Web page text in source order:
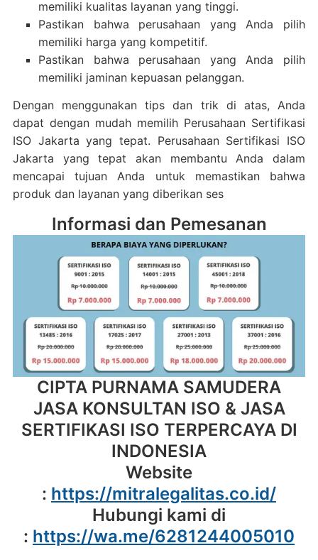
memiliki kualitas layanan yang tinggi.
Pastikan bahwa perusahaan yang Anda pilih
memiliki harga yang kompetitif.
Pastikan bahwa perusahaan yang Anda pilih
memiliki jaminan kepuasan pelanggan.
Dengan menggunakan tips dan trik di atas, Anda
dapat dengan mudah memilih Perusahaan Sertifikasi
ISO Jakarta yang tepat. Perusahaan Sertifikasi ISO
Jakarta yang tepat akan membantu Anda dalam
mencapai tujuan Anda untuk memastikan bahwa
produk dan layanan yang diberikan ses
Informasi dan Pemesanan
CIPTA PURNAMA SAMUDERA
JASA KONSULTAN ISO & JASA
SERTIFIKASI ISO TERPERCAYA DI
INDONESIA
Website
: https://mitralegalitas.co.id/
Hubungi kami di
: https://wa.me/6281244005010